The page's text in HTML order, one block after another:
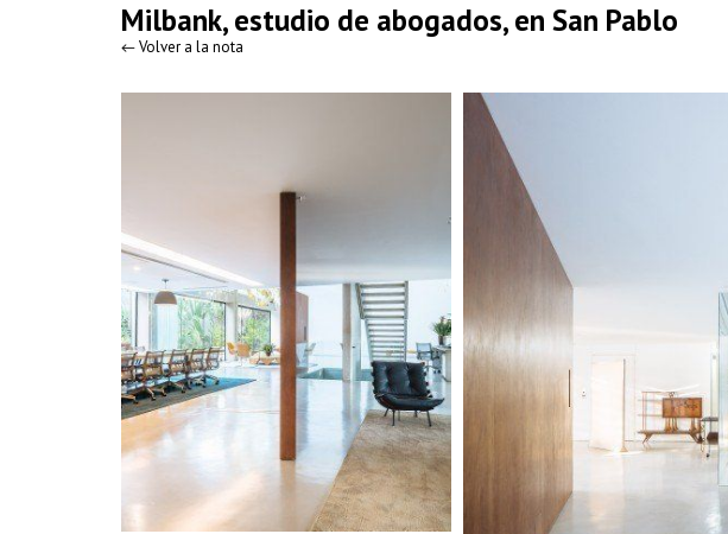
Milbank, estudio de abogados, en San Pablo
← Volver a la nota